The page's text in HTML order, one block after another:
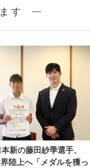
す
新の藤田紗季選手、
陸上へ「メダルを獲っ